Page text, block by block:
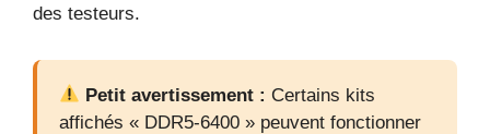
des testeurs.
Petit avertissement : Certains kits
affichés « DDR5-6400 » peuvent fonctionner